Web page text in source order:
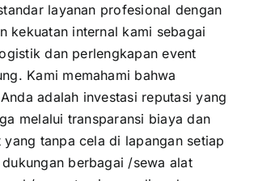
layanan profesional dengan
kekuatan internal kami sebagai
dan perlengkapan event
Kami memahami bahwa
adalah investasi reputasi yang
melalui transparansi biaya dan
tanpa cela di lapangan setiap
berbagai /sewa alat